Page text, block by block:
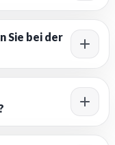
Sie bei der